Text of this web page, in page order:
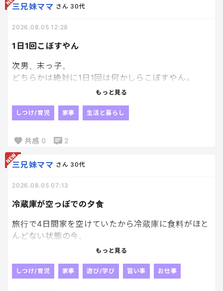
ていうか普通の本！
Ｗ抽選付のものだったんだけど、
あまりにちゃんとした本届いたから、
1日1回こぼすやん
三兄妹ママ さん 30代
2026.08.05 12:28
次男、末っ子。
どちらかは絶対に1日1回は何かしらこぼすやん。
おかげで床がピカピカだわ。
もっと見る
しつけ/育児 家事 生活と暮らし
共感 0 2
冷蔵庫が空っぽでの夕食
三兄妹ママ さん 30代
2026.08.05 07:13
旅行で4日間家を空けていたから冷蔵庫に食料がほと
んどない状態の今。
夕食に何を作ろうか迷走状態です。笑
卵と白米はあるから、ここはオムライスが無難かし
もっと見る
しつけ/育児 家事 遊び/学び 習い事 お仕事